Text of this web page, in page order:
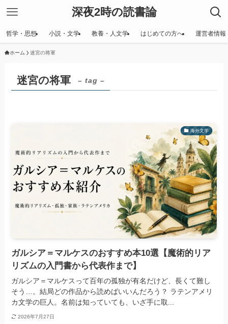
深夜2時の読書論
哲学・思想 小説・文学 教養・人文学 はじめての方へ 運営者情報
ホーム 迷宮の将軍
迷宮の将軍 – tag –
海外文学
ガルシア＝マルケスのおすすめ本10選【魔術的リア
リズムの入門書から代表作まで】
ガルシア＝マルケスって百年の孤独が有名だけど、長くて難し
そう…。結局どの作品から読めばいいんだろう？ ラテンアメリ
カ文学の巨人。名前は知っていても、いざ手に取...
2026年7月27日